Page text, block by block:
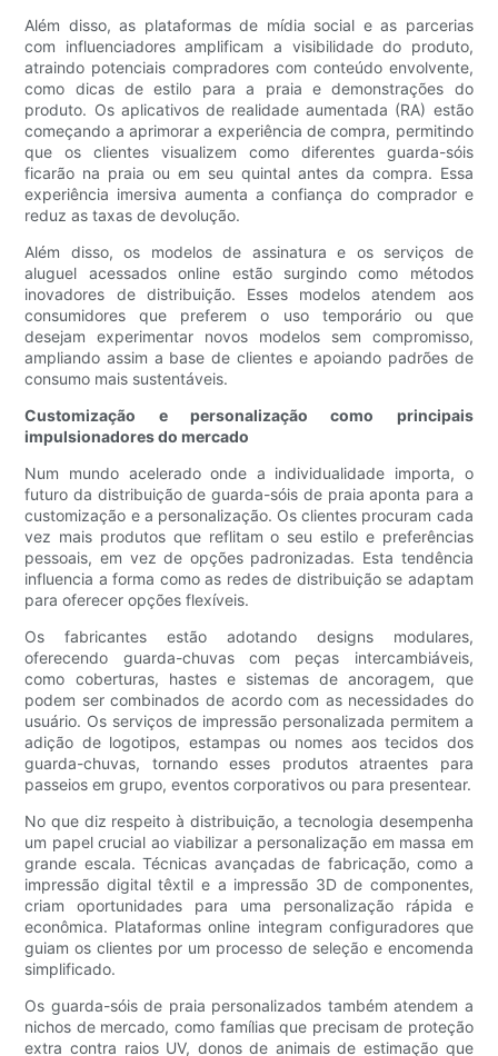
Além disso, as plataformas de mídia social e as parcerias
com influenciadores amplificam a visibilidade do produto,
atraindo potenciais compradores com conteúdo envolvente,
como dicas de estilo para a praia e demonstrações do
produto. Os aplicativos de realidade aumentada (RA) estão
começando a aprimorar a experiência de compra, permitindo
que os clientes visualizem como diferentes guarda-sóis
ficarão na praia ou em seu quintal antes da compra. Essa
experiência imersiva aumenta a confiança do comprador e
reduz as taxas de devolução.
Além disso, os modelos de assinatura e os serviços de
aluguel acessados ​​online estão surgindo como métodos
inovadores de distribuição. Esses modelos atendem aos
consumidores que preferem o uso temporário ou que
desejam experimentar novos modelos sem compromisso,
ampliando assim a base de clientes e apoiando padrões de
consumo mais sustentáveis.
Customização e personalização como principais
impulsionadores do mercado
Num mundo acelerado onde a individualidade importa, o
futuro da distribuição de guarda-sóis de praia aponta para a
customização e a personalização. Os clientes procuram cada
vez mais produtos que reflitam o seu estilo e preferências
pessoais, em vez de opções padronizadas. Esta tendência
influencia a forma como as redes de distribuição se adaptam
para oferecer opções flexíveis.
Os fabricantes estão adotando designs modulares,
oferecendo guarda-chuvas com peças intercambiáveis,
como coberturas, hastes e sistemas de ancoragem, que
podem ser combinados de acordo com as necessidades do
usuário. Os serviços de impressão personalizada permitem a
adição de logotipos, estampas ou nomes aos tecidos dos
guarda-chuvas, tornando esses produtos atraentes para
passeios em grupo, eventos corporativos ou para presentear.
No que diz respeito à distribuição, a tecnologia desempenha
um papel crucial ao viabilizar a personalização em massa em
grande escala. Técnicas avançadas de fabricação, como a
impressão digital têxtil e a impressão 3D de componentes,
criam oportunidades para uma personalização rápida e
econômica. Plataformas online integram configuradores que
guiam os clientes por um processo de seleção e encomenda
simplificado.
Os guarda-sóis de praia personalizados também atendem a
nichos de mercado, como famílias que precisam de proteção
extra contra raios UV, donos de animais de estimação que